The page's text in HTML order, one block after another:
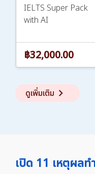
ดูเพิ่มเติม keyboard_arrow_right
IELTS Super Pack
with AI
฿32,000.00
เปิด 11 เหตุผลท